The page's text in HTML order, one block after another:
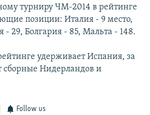
турниру ЧМ-2014 в рейтинге
позиции: Италия - 9 место,
- 29, Болгария - 85, Мальта - 148.
удерживает Испания, за
сборные Нидерландов и
Follow us